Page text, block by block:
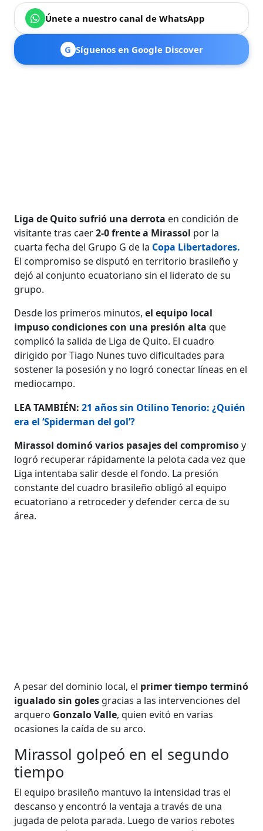
Únete a nuestro canal de WhatsApp
G Síguenos en Google Discover
Liga de Quito sufrió una derrota en condición de
visitante tras caer2-0 frente a Mirassol por la
cuarta fecha del Grupo G de la Copa Libertadores.
El compromiso se disputó en territorio brasileño y
dejó al conjunto ecuatoriano sin el liderato de su
grupo.
Desde los primeros minutos,el equipo local
impuso condiciones con una presión altaque
complicó la salida de Liga de Quito. El cuadro
dirigido por Tiago Nunes tuvo dificultades para
sostener la posesión y no logró conectar líneas en el
mediocampo.
LEA TAMBIÉN:21 años sin Otilino Tenorio: ¿Quién
era el ‘Spiderman del gol’?
Mirassol dominó varios pasajes del compromisoy
logró recuperar rápidamente la pelota cada vez que
Liga intentaba salir desde el fondo. La presión
constante del cuadro brasileño obligó al equipo
ecuatoriano a retroceder y defender cerca de su
área.
A pesar del dominio local, el primer tiempo terminó
igualado sin goles gracias a las intervenciones del
arquero Gonzalo Valle, quien evitó en varias
ocasiones la caída de su arco.
Mirassol golpeó en el segundo
tiempo
El equipo brasileño mantuvo la intensidad tras el
descanso y encontró la ventaja a través de una
jugada de pelota parada. Luego de varios rebotes